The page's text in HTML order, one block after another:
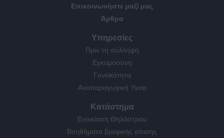
Επικοινωνήστε μαζί μας
Άρθρα
Υπηρεσίες
Πριν τη σύλληψη
Εγκυμοσύνη
Γονεϊκότητα
Αναπαραγωγική Υγεία
Κατάστημα
Ενοικίαση Θηλάστρου
Βοηθήματα βρεφικής σίτισης